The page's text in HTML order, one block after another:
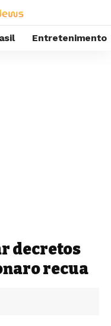
Entretenimento
decretos
recua